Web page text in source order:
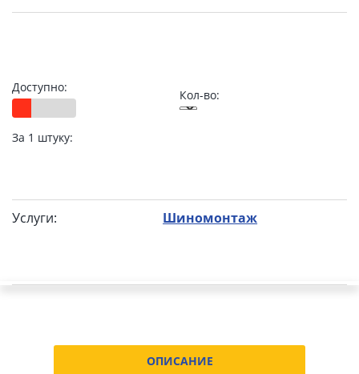
Доступно:
Кол-во:
За 1 штуку:
Услуги: Шиномонтаж
ОПИСАНИЕ